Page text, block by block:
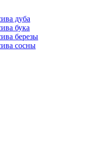
дуба
бука
березы
сосны